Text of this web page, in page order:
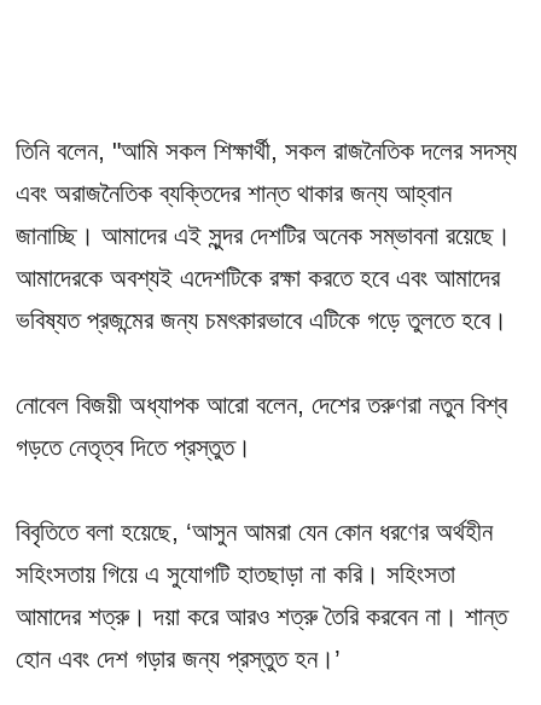
তিনি বলেন, "আমি সকল শিক্ষার্থী, সকল রাজনৈতিক দলের সদস্য
এবং অরাজনৈতিক ব্যক্তিদের শান্ত থাকার জন্য আহ্বান
জানাচ্ছি। আমাদের এই সুন্দর দেশটির অনেক সম্ভাবনা রয়েছে।
আমাদেরকে অবশ্যই এদেশটিকে রক্ষা করতে হবে এবং আমাদের
ভবিষ্যত প্রজন্মের জন্য চমৎকারভাবে এটিকে গড়ে তুলতে হবে।
নোবেল বিজয়ী অধ্যাপক আরো বলেন, দেশের তরুণরা নতুন বিশ্ব
গড়তে নেতৃত্ব দিতে প্রস্তুত।
বিবৃতিতে বলা হয়েছে, ‘আসুন আমরা যেন কোন ধরণের অর্থহীন
সহিংসতায় গিয়ে এ সুযোগটি হাতছাড়া না করি। সহিংসতা
আমাদের শত্রু। দয়া করে আরও শত্রু তৈরি করবেন না। শান্ত
হোন এবং দেশ গড়ার জন্য প্রস্তুত হন।’